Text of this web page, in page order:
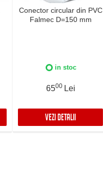
Conector circular din PVC
Falmec D=150 mm
in stoc
6500 Lei
VEZI DETALII